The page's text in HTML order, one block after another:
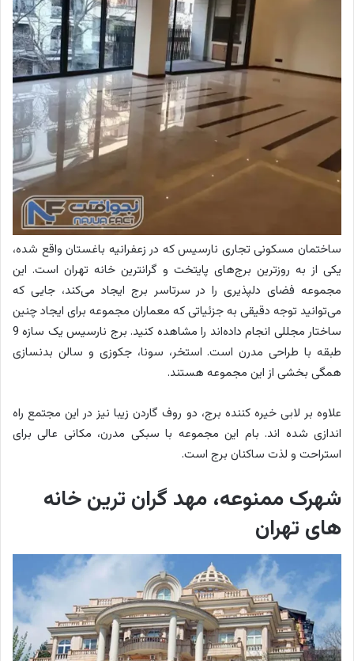
ساختمان مسکونی تجاری نارسیس که در زعفرانیه باغستان واقع شده،
یکی از به روزترین برج‌های پایتخت و گرانترین خانه تهران است. این
مجموعه فضای دلپذیری را در سرتاسر برج ایجاد می‌کند، جایی که
می‌توانید توجه دقیقی به جزئیاتی که معماران مجموعه برای ایجاد چنین
ساختار مجللی انجام داده‌اند را مشاهده کنید. برج نارسیس یک سازه 9
طبقه با طراحی مدرن است. استخر، سونا، جکوزی و سالن بدنسازی
همگی بخشی از این مجموعه هستند.
علاوه بر لابی خیره کننده برج، دو روف گاردن زیبا نیز در این مجتمع راه
اندازی شده اند. بام این مجموعه با سبکی مدرن، مکانی عالی برای
استراحت و لذت ساکنان برج است.
شهرک ممنوعه، مهد گران ترین خانه
های تهران